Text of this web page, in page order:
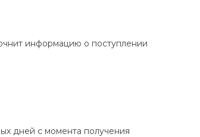
информацию о поступлении
дней с момента получения